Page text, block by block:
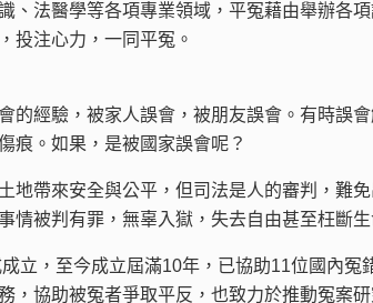
、法醫學等各項專業領域，平冤藉由舉辦各
投注心力，一同平冤。
的經驗，被家人誤會，被朋友誤會。有時誤
痕。如果，是被國家誤會呢？
地帶來安全與公平，但司法是人的審判，難
情被判有罪，無辜入獄，失去自由甚至枉斷生
立，至今成立屆滿10年，已協助11位國內冤
，協助被冤者爭取平反，也致力於推動冤案